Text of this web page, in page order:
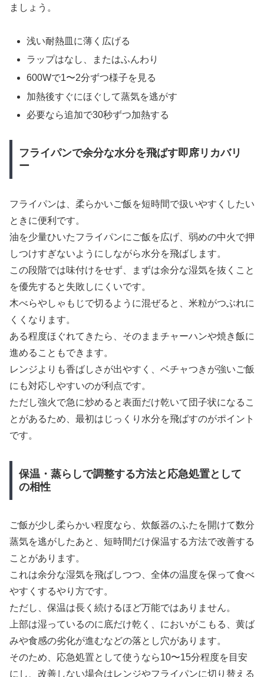
ましょう。
浅い耐熱皿に薄く広げる
ラップはなし、またはふんわり
600Wで1〜2分ずつ様子を見る
加熱後すぐにほぐして蒸気を逃がす
必要なら追加で30秒ずつ加熱する
フライパンで余分な水分を飛ばす即席リカバリ
ー
フライパンは、柔らかいご飯を短時間で扱いやすくしたい
ときに便利です。
油を少量ひいたフライパンにご飯を広げ、弱めの中火で押
しつけすぎないようにしながら水分を飛ばします。
この段階では味付けをせず、まずは余分な湿気を抜くこと
を優先すると失敗しにくいです。
木べらやしゃもじで切るように混ぜると、米粒がつぶれに
くくなります。
ある程度ほぐれてきたら、そのままチャーハンや焼き飯に
進めることもできます。
レンジよりも香ばしさが出やすく、ベチャつきが強いご飯
にも対応しやすいのが利点です。
ただし強火で急に炒めると表面だけ乾いて団子状になるこ
とがあるため、最初はじっくり水分を飛ばすのがポイント
です。
保温・蒸らしで調整する方法と応急処置として
の相性
ご飯が少し柔らかい程度なら、炊飯器のふたを開けて数分
蒸気を逃がしたあと、短時間だけ保温する方法で改善する
ことがあります。
これは余分な湿気を飛ばしつつ、全体の温度を保って食べ
やすくするやり方です。
ただし、保温は長く続けるほど万能ではありません。
上部は湿っているのに底だけ乾く、においがこもる、黄ば
みや食感の劣化が進むなどの落とし穴があります。
そのため、応急処置として使うなら10〜15分程度を目安
にし、改善しない場合はレンジやフライパンに切り替える